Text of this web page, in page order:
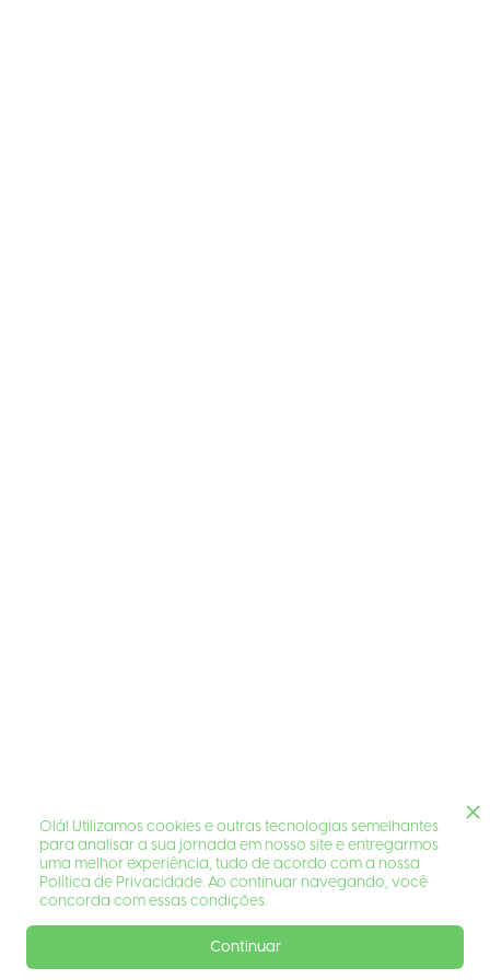
Olá! Utilizamos cookies e outras tecnologias semelhantes
para analisar a sua jornada em nosso site e entregarmos
uma melhor experiência, tudo de acordo com a nossa
Política de Privacidade. Ao continuar navegando, você
concorda com essas condições.
Continuar